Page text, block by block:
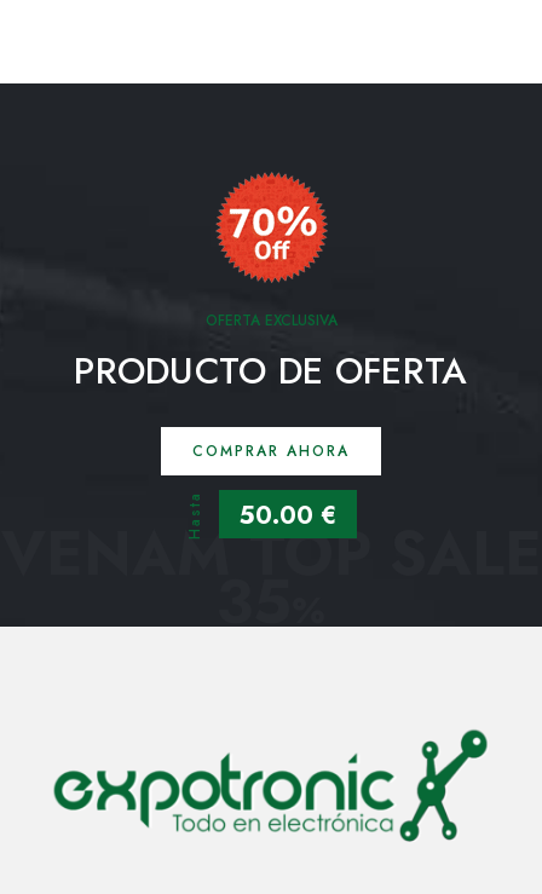
OFERTA EXCLUSIVA
PRODUCTO DE OFERTA
COMPRAR AHORA
Hasta 50.00 €
VENAM TOP SALE
35